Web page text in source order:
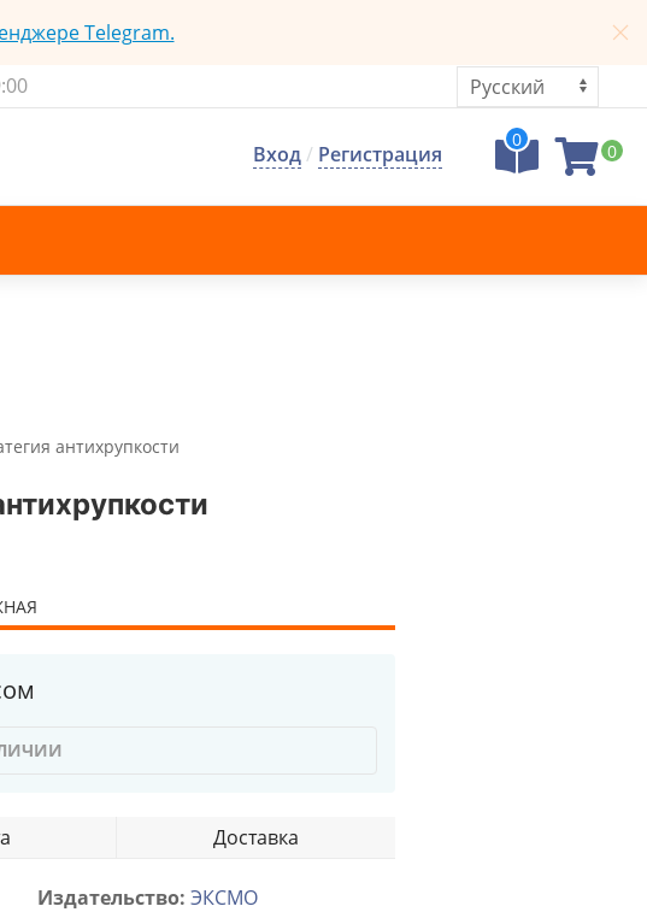
Telegram.
Вход/ Регистрация
0
0
антихрупкости
Доставка
Издательство: ЭКСМО